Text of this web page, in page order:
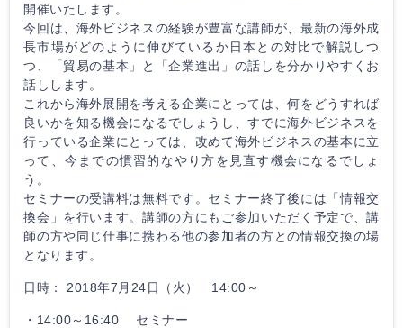
開催いたします。
今回は、海外ビジネスの経験が豊富な講師が、最新の海外成
長市場がどのように伸びているか日本との対比で解説しつ
つ、「貿易の基本」と「企業進出」の話しを分かりやすくお
話しします。
これから海外展開を考える企業にとっては、何をどうすれば
良いかを知る機会になるでしょうし、すでに海外ビジネスを
行っている企業にとっては、改めて海外ビジネスの基本に立
って、今までの慣習的なやり方を見直す機会になるでしょ
う。
セミナーの受講料は無料です。セミナー終了後には「情報交
換会」を行います。講師の方にもご参加いただく予定で、講
師の方や同じ仕事に携わる他の参加者の方との情報交換の場
となります。
日時： 2018年7月24日（火） 14:00～
・14:00～16:40 セミナー